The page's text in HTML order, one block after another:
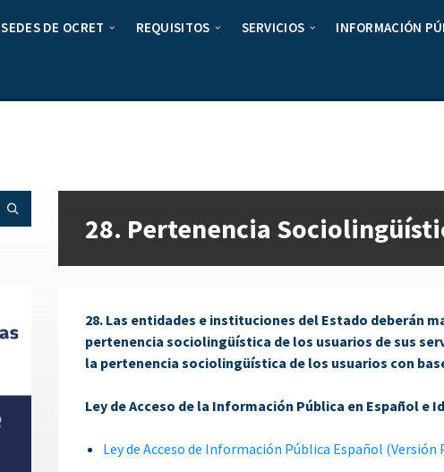
SEDES DE OCRET REQUISITOS SERVICIOS INFORMACIÓN
28. Pertenencia
28. Las entidades e instituciones del Estado deberán
pertenencia sociolingüística de los usuarios de sus
la pertenencia sociolingüística de los usuarios con
Ley de Acceso de la Información Pública en Español e
Ley de Acceso de Información Pública Español (Versión